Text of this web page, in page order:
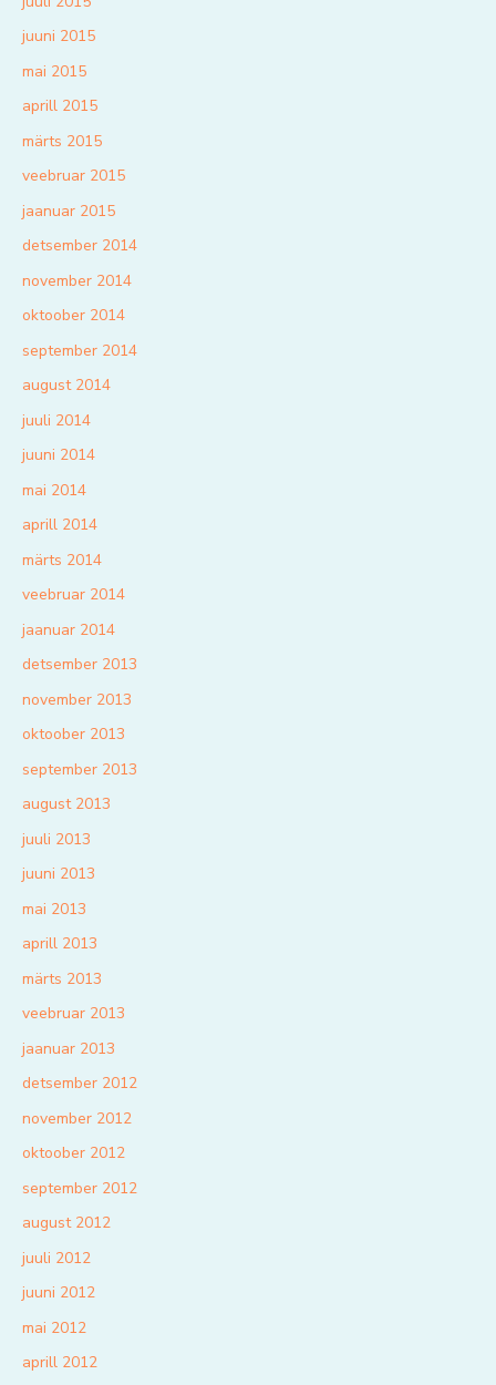
juuni 2015
mai 2015
aprill 2015
märts 2015
veebruar 2015
jaanuar 2015
detsember 2014
november 2014
oktoober 2014
september 2014
august 2014
juuli 2014
juuni 2014
mai 2014
aprill 2014
märts 2014
veebruar 2014
jaanuar 2014
detsember 2013
november 2013
oktoober 2013
september 2013
august 2013
juuli 2013
juuni 2013
mai 2013
aprill 2013
märts 2013
veebruar 2013
jaanuar 2013
detsember 2012
november 2012
oktoober 2012
september 2012
august 2012
juuli 2012
juuni 2012
mai 2012
aprill 2012